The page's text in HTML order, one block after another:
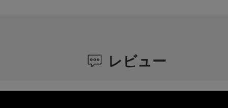
レビュー